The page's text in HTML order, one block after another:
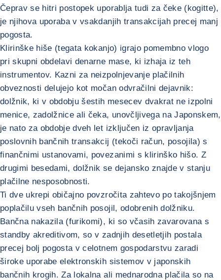
Čeprav se hitri postopek uporablja tudi za čeke (kogitte),
je njihova uporaba v vsakdanjih transakcijah precej manj
pogosta.
Klirinške hiše (tegata kokanjo) igrajo pomembno vlogo
pri skupni obdelavi denarne mase, ki izhaja iz teh
instrumentov. Kazni za neizpolnjevanje plačilnih
obveznosti delujejo kot močan odvračilni dejavnik:
dolžnik, ki v obdobju šestih mesecev dvakrat ne izpolni
menice, zadolžnice ali čeka, unovčljivega na Japonskem,
je nato za obdobje dveh let izključen iz opravljanja
poslovnih bančnih transakcij (tekoči račun, posojila) s
finančnimi ustanovami, povezanimi s klirinško hišo. Z
drugimi besedami, dolžnik se dejansko znajde v stanju
plačilne nesposobnosti.
Ti dve ukrepi običajno povzročita zahtevo po takojšnjem
poplačilu vseh bančnih posojil, odobrenih dolžniku.
Bančna nakazila (furikomi), ki so včasih zavarovana s
standby akreditivom, so v zadnjih desetletjih postala
precej bolj pogosta v celotnem gospodarstvu zaradi
široke uporabe elektronskih sistemov v japonskih
bančnih krogih. Za lokalna ali mednarodna plačila so na